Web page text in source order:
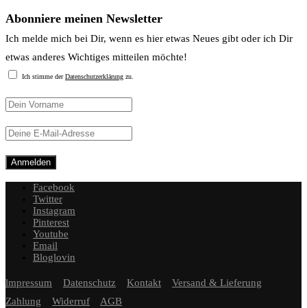
Abonniere meinen Newsletter
Ich melde mich bei Dir, wenn es hier etwas Neues gibt oder ich Dir
etwas anderes Wichtiges mitteilen möchte!
Ich stimme derDatenschutzerklärung zu.
Facebook
Twitter
Instagram
Pinterest
Youtube
Email
Bloglovin
lmpressum Datenschutz Kontakt
Versand & Lieferung
Zahlung
Widerruf AGB